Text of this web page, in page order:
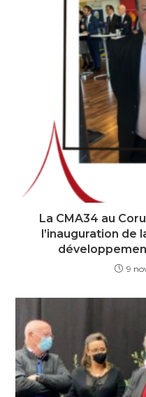
La CMA34 au
l’inauguration
9